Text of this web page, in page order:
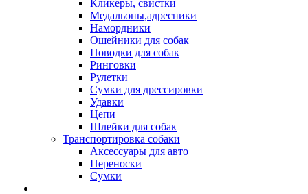
Кликеры, свистки
Медальоны,адресники
Намордники
Ошейники для собак
Поводки для собак
Ринговки
Рулетки
Сумки для дрессировки
Удавки
Цепи
Шлейки для собак
Транспортировка собаки
Аксессуары для авто
Переноски
Сумки